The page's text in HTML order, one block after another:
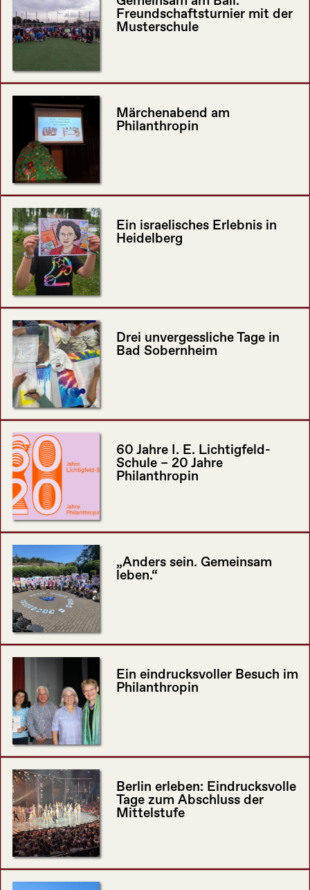
Freundschaftsturnier mit der
Musterschule
Märchenabend am
Philanthropin
Ein israelisches Erlebnis in
Heidelberg
Drei unvergessliche Tage in
Bad Sobernheim
60 Jahre I. E. Lichtigfeld-
Schule – 20 Jahre
Philanthropin
„Anders sein. Gemeinsam
leben.“
Ein eindrucksvoller Besuch im
Philanthropin
Berlin erleben: Eindrucksvolle
Tage zum Abschluss der
Mittelstufe